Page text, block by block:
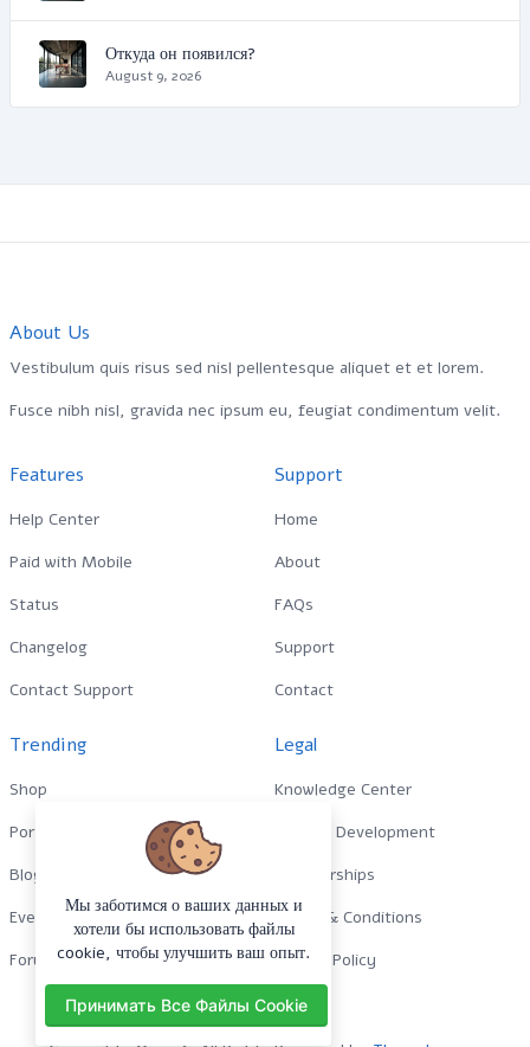
Откуда он появился?
August 9, 2026
About Us
Vestibulum quis risus sed nisl pellentesque aliquet et et lorem.
Fusce nibh nisl, gravida nec ipsum eu, feugiat condimentum velit.
Features
Help Center
Paid with Mobile
Status
Changelog
Contact Support
Support
Home
About
FAQs
Support
Contact
Trending
Shop
Portfolio
Blog
Events
Forums
Legal
Knowledge Center
Custom Development
Sponsorships
Terms & Conditions
Privacy Policy
Мы заботимся о ваших данных и
хотели бы использовать файлы
cookie, чтобы улучшить ваш опыт.
Принимать Все Файлы Cookie